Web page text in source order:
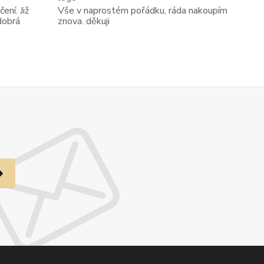
Již
Vše v naprostém pořádku, ráda nakoupím
znova. děkuji